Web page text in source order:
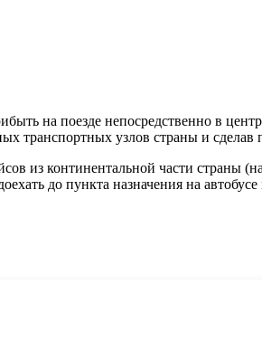
на поезде непосредственно в
транспортных узлов страны и сделав
из континентальной части страны
до пункта назначения на